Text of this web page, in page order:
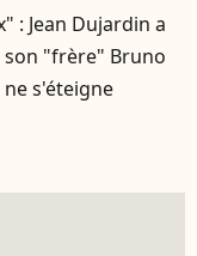
: Jean Dujardin a
son "frère" Bruno
s'éteigne